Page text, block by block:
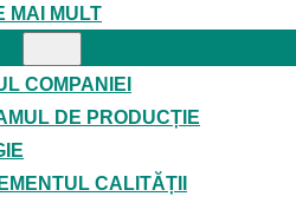
MAI MULT
COMPANIEI
DE PRODUCȚIE
CALITĂȚII